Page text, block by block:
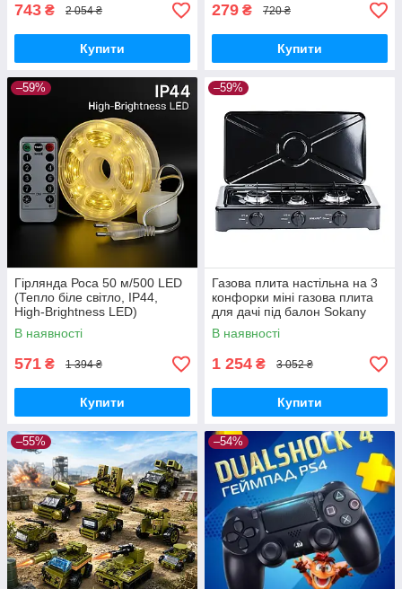
743 ₴ 2 054 ₴
Купити
279 ₴ 720 ₴
Купити
–59%
Гірлянда Роса 50 м/500 LED
(Тепло біле світло, IP44,
High-Brightness LED)
В наявності
571 ₴ 1 394 ₴
Купити
–59%
Газова плита настільна на 3
конфорки міні газова плита
для дачі під балон Sokany
В наявності
1 254 ₴ 3 052 ₴
Купити
–55% –54%